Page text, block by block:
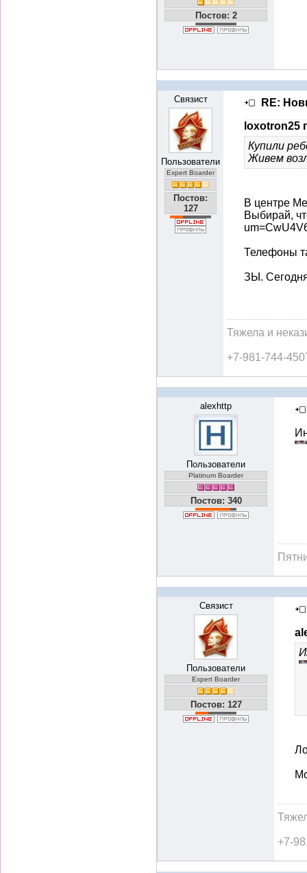
Постов: 2
Связист
Пользователи
Expert Boarder
Постов:
127
RE:
loxotron25
Купили
Живем
В центре
Выбирай,
Телефоны
ЗЫ.
Тяжела и
+7-981-744-
alexhttp
Пользователи
Platinum Boarder
Постов: 340
Связист
Пользователи
Expert Boarder
Постов: 127
+7-